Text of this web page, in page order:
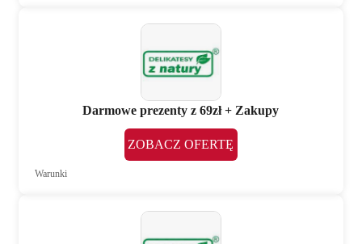
Darmowe prezenty z 69zł + Zakupy
ZOBACZ OFERTĘ
Warunki